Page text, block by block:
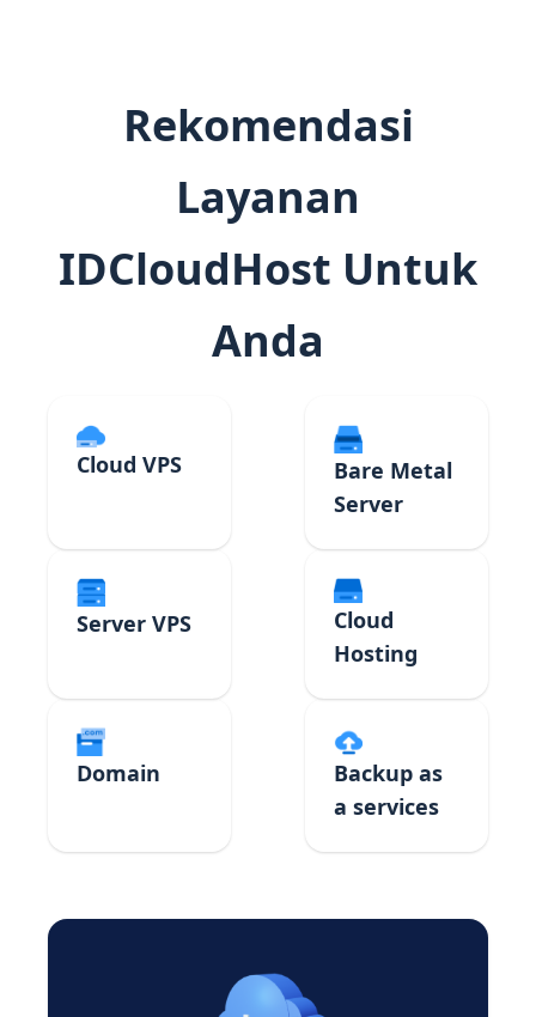
Rekomendasi
Layanan
IDCloudHost Untuk
Anda
Cloud VPS
Bare Metal
Server
Server VPS
Cloud
Hosting
Domain
Backup as
a services